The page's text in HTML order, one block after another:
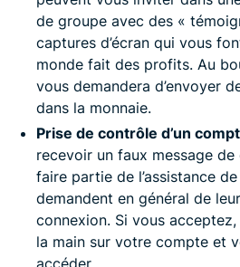
de groupe avec des «
captures d’écran qui vous
monde fait des profits. Au
vous demandera d’envoyer
dans la monnaie.
Prise de contrôle d’un
recevoir un faux message
faire partie de l’assistance
demandent en général de
connexion. Si vous
la main sur votre compte et